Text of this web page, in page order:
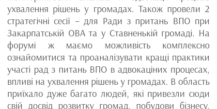
ухвалення рішень у громадах. Також провели 2
стратегічні сесії – для Ради з притань ВПО при
Закарпатській ОВА та у Ставненькій громаді. На
форумі ж маємо можливість комплексно
ознайомитися та проаналізувати кращі практики
участі рад з питань ВПО в адвокаціних процесах,
впливі на ухвалення рішень у громадах. В область
приїхало дуже багато людей, які привезли сюди
свій досвід розвитку громад, побудови бізнесу,